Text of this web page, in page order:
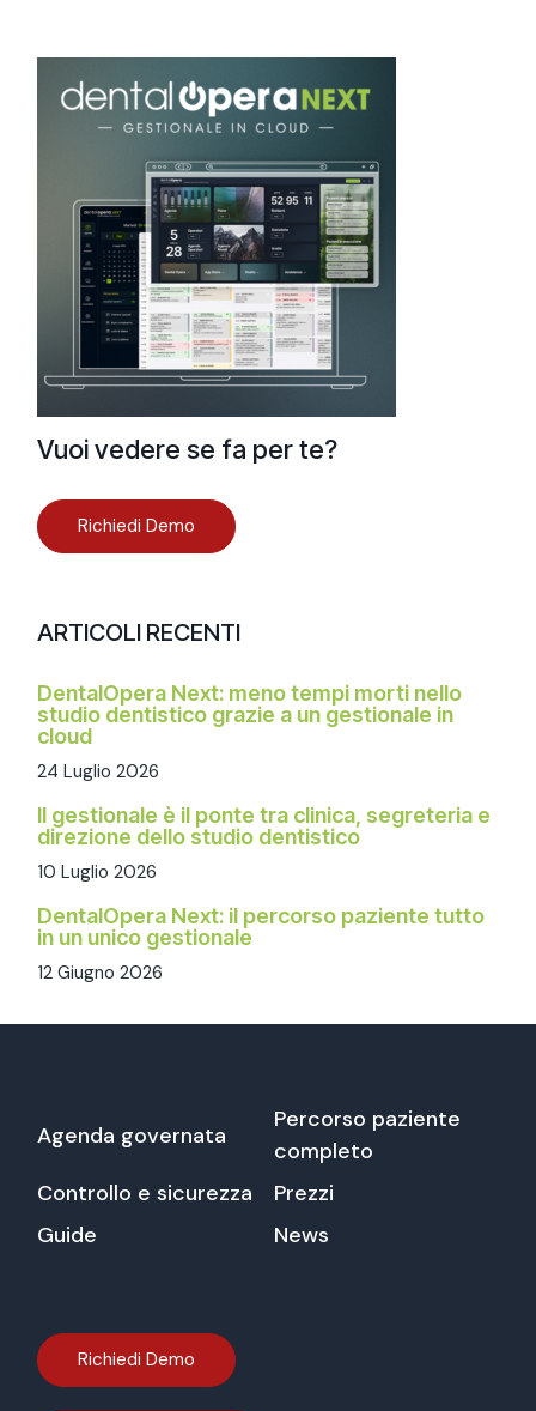
Vuoi vedere se fa per te?
Richiedi Demo
ARTICOLI RECENTI
DentalOpera Next: meno tempi morti nello
studio dentistico grazie a un gestionale in
cloud
24 Luglio 2026
Il gestionale è il ponte tra clinica, segreteria e
direzione dello studio dentistico
10 Luglio 2026
DentalOpera Next: il percorso paziente tutto
in un unico gestionale
12 Giugno 2026
Agenda governata
Percorso paziente
completo
Controllo e sicurezza
Prezzi
Guide
News
Richiedi Demo